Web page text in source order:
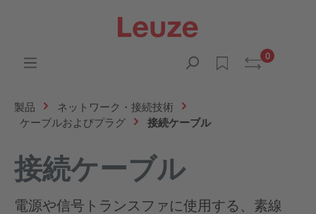
0
製品
ネットワーク・接続技術
ケーブルおよびプラグ
接続ケーブル
接続ケーブル
電源や信号トランスファに使用する、素線